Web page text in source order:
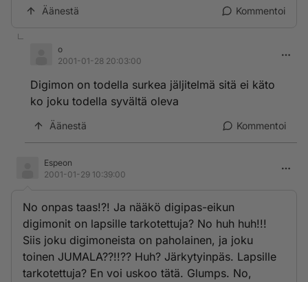
Äänestä Kommentoi
o
2001-01-28 20:03:00
Digimon on todella surkea jäljitelmä sitä ei käto
ko joku todella syvältä oleva
Äänestä Kommentoi
Espeon
2001-01-29 10:39:00
No onpas taas!?! Ja nääkö digipas-eikun
digimonit on lapsille tarkotettuja? No huh huh!!!
Siis joku digimoneista on paholainen, ja joku
toinen JUMALA??!!?? Huh? Järkytyinpäs. Lapsille
tarkotettuja? En voi uskoo tätä. Glumps. No,